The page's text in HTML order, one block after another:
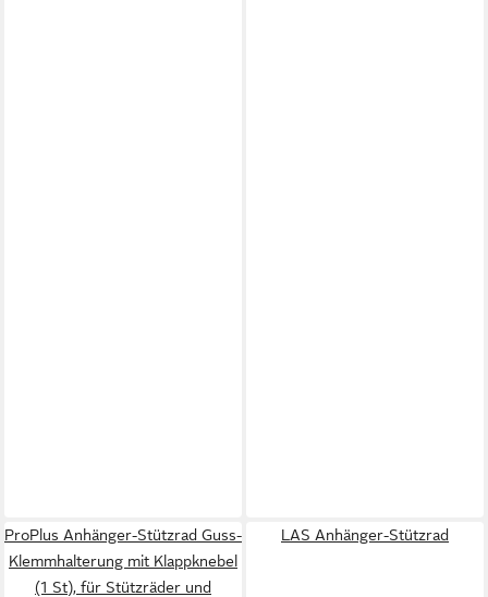
ProPlus Anhänger-Stützrad Guss-
Klemmhalterung mit Klappknebel
(1 St), für Stützräder und
LAS Anhänger-Stützrad